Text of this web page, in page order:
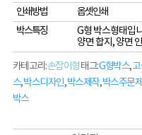
인쇄방법
옵셋인쇄
박스특징
G형 박스형태입
양면 합지, 양면
카테고리:손잡이형태그:G형박스,
스,박스디자인,박스제작,박스주문
박스